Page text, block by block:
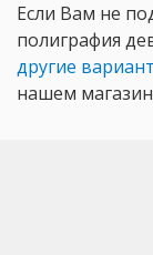
Если Вам не
полиграфия
другие
нашем